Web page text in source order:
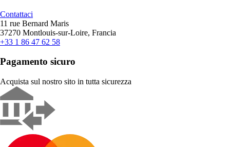
Contattaci
11 rue Bernard Maris
37270 Montlouis-sur-Loire, Francia
+33 1 86 47 62 58
Pagamento sicuro
Acquista sul nostro sito in tutta sicurezza